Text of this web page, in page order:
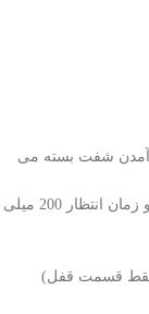
آمدن شفت بسته می
ولتاژ مصرفی زمان کار : زمان شروع 1200 میلی آمپر و زمان انتظار 200 میلی